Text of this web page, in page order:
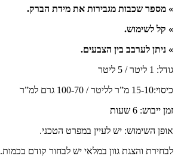
» מספר שכבות מגבירות את מידת הברק.
» קל לשימוש.
» ניתן לערבב בין הצבעים.
גודל: 1 ליטר / 5 ליטר
כיסוי:15-10 מ”ר לליטר / 100-70 גרם למ”ר
זמן ייבוש: 6 שעות
אופן השימוש: יש לעיין במפרט הטכני.
לבחירת והצגת גוון במלאי יש לבחור קודם בכמות.